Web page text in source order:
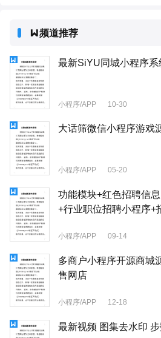
频道推荐
最新SiYU同城小程序
小程序/APP 10-30
大话筛微信小程序游戏
小程序/APP 05-20
功能模块+红色招聘信
+行业职位招聘小程序+
小程序/APP 09-14
多商户小程序开源商城
售网店
小程序/APP 12-18
最新视频 图集去水印